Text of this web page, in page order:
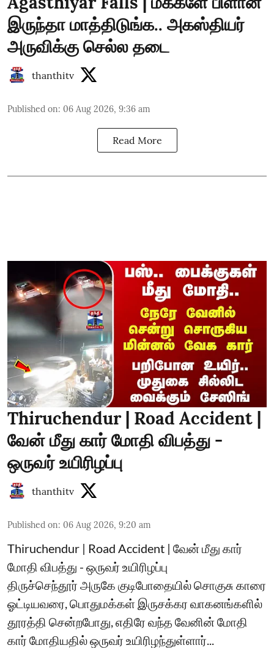
இருந்தா மாத்திடுங்க.. அகஸ்தியர்
அருவிக்கு செல்ல தடை
thanthitv
Published on: 06 Aug 2026, 9:36 am
Read More
Thiruchendur | Road Accident |
வேன் மீது கார் மோதி விபத்து -
ஒருவர் உயிரிழப்பு
thanthitv
Published on: 06 Aug 2026, 9:20 am
Thiruchendur | Road Accident | வேன் மீது கார்
மோதி விபத்து - ஒருவர் உயிரிழப்பு
திருச்செந்தூர் அருகே குடிபோதையில் சொகுசு காரை
ஓட்டியவரை, பொதுமக்கள் இருசக்கர வாகனங்களில்
தூரத்தி சென்றபோது, எதிரே வந்த வேனின் மோதி
கார் மோதியதில் ஒருவர் உயிரிழந்துள்ளார்...